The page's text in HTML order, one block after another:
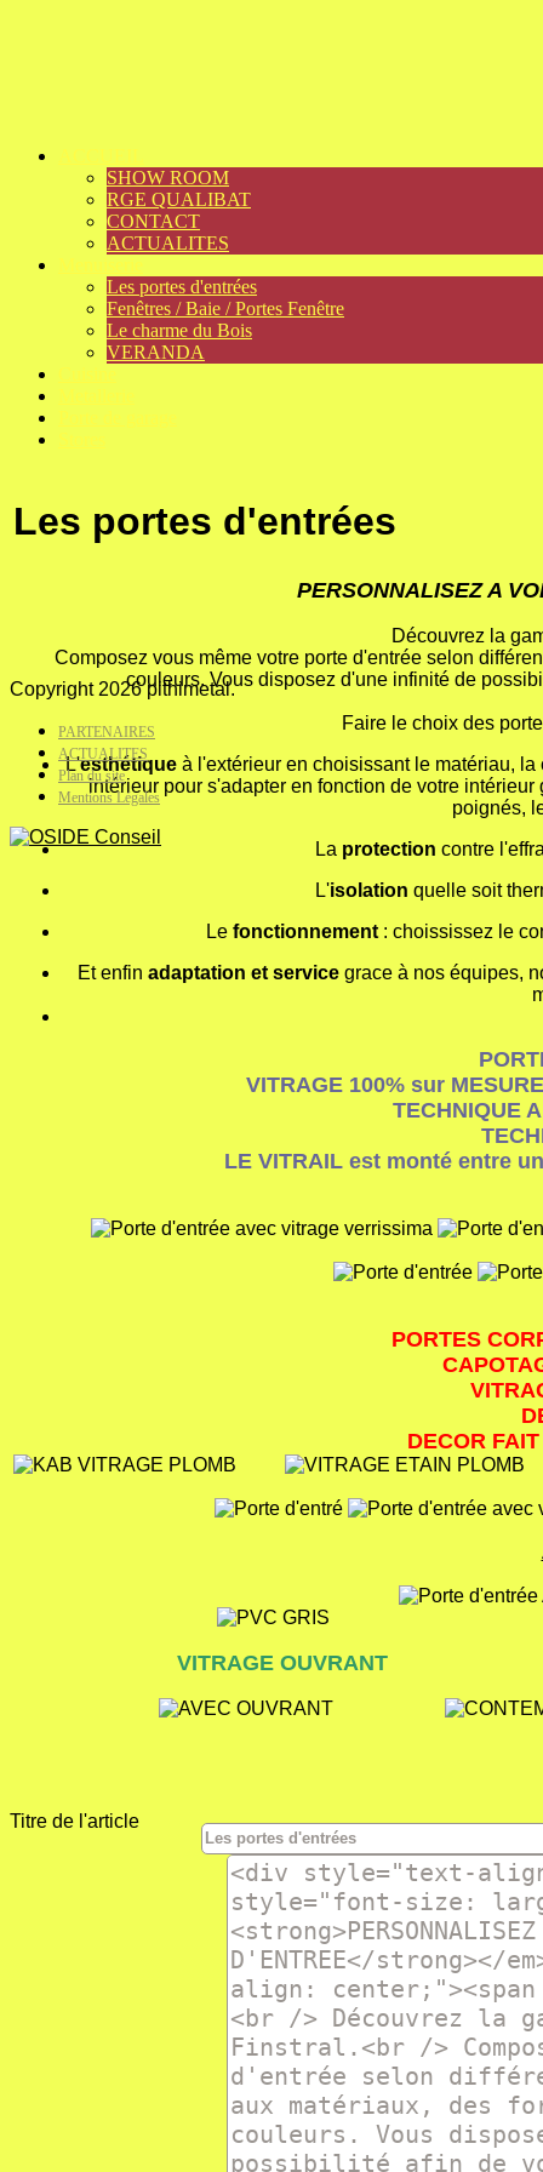
SHOW ROOM
RGE QUALIBAT
CONTACT
ACTUALITES
Les portes d'entrées
Fenêtres / Baie / Portes Fenêtre
Le charme du Bois
VERANDA
Les portes d'entrées
PERSONNALISEZ A
Découvrez la
Composez vous même votre porte d'entrée selon
couleurs. Vous disposez d'une infinité de
Faire le choix des
L'esthétique à l'extérieur en choisissant le matériau,
intérieur pour s'adapter en fonction de votre
poignés,
La protection contre
L'isolation quelle soit
Le fonctionnement : choississez le
Et enfin adaptation et servicegrace à nos équipes,
VITRAGE 100% sur
TECHNIQUE
LE VITRAIL est monté entre
PORTES
DECOR
VITRAGE OUVRANT
Titre de l'article
Copyright 2026 pithimetal.
PARTENAIRES
ACTUALITES
Plan du site
Mentions Légales